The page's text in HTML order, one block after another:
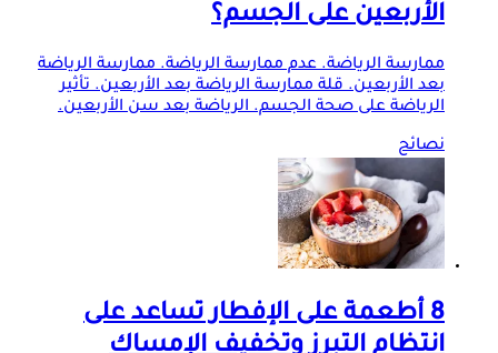
الأربعين على الجسم؟
ممارسة الرياضة. عدم ممارسة الرياضة. ممارسة الرياضة
بعد الأربعين. قلة ممارسة الرياضة بعد الأربعين. تأثير
الرياضة على صحة الجسم. الرياضة بعد سن الأربعين.
نصائح
8 أطعمة على الإفطار تساعد على
انتظام التبرز وتخفيف الإمساك